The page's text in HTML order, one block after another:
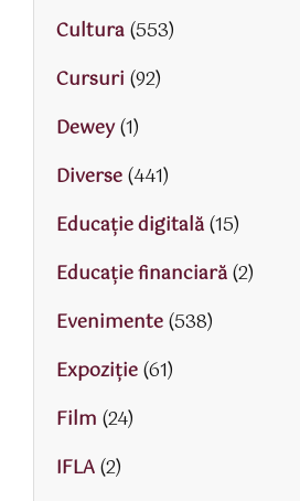
Cultura(553)
Cursuri (92)
Dewey(1)
Diverse(441)
Educaţie digitală(15)
Educaţie financiară(2)
Evenimente(538)
Expoziție(61)
Film (24)
IFLA(2)